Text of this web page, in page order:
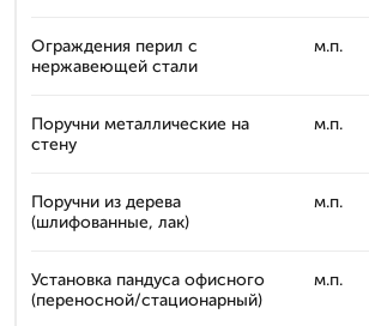
Ограждения перил с
нержавеющей стали
м.п.
Поручни металлические на
стену
м.п.
Поручни из дерева
(шлифованные, лак)
м.п.
Установка пандуса офисного
(переносной/стационарный)
м.п.